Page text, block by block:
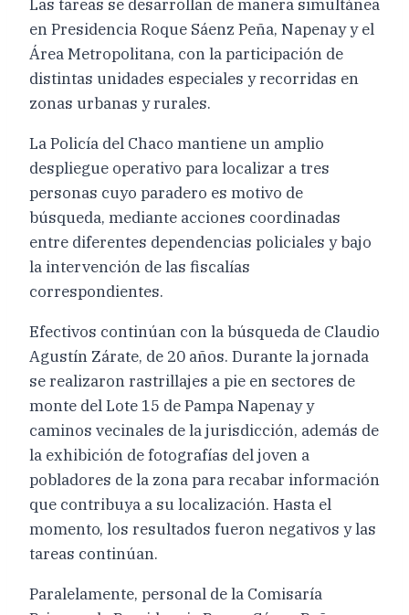
Las tareas se desarrollan de manera simultánea
en Presidencia Roque Sáenz Peña, Napenay y el
Área Metropolitana, con la participación de
distintas unidades especiales y recorridas en
zonas urbanas y rurales.
La Policía del Chaco mantiene un amplio
despliegue operativo para localizar a tres
personas cuyo paradero es motivo de
búsqueda, mediante acciones coordinadas
entre diferentes dependencias policiales y bajo
la intervención de las fiscalías
correspondientes.
Efectivos continúan con la búsqueda de Claudio
Agustín Zárate, de 20 años. Durante la jornada
se realizaron rastrillajes a pie en sectores de
monte del Lote 15 de Pampa Napenay y
caminos vecinales de la jurisdicción, además de
la exhibición de fotografías del joven a
pobladores de la zona para recabar información
que contribuya a su localización. Hasta el
momento, los resultados fueron negativos y las
tareas continúan.
Paralelamente, personal de la Comisaría